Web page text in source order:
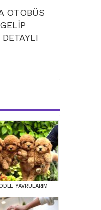
OTOBÜS
YAVRULARIM